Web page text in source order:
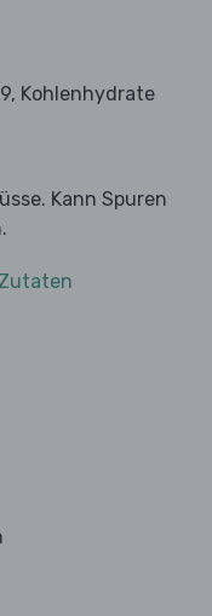
Kohlenhydrate
Kann Spuren